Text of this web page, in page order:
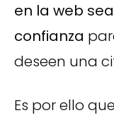
en la web
confianza
deseen una
Es por ello